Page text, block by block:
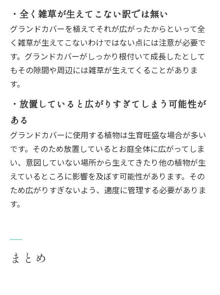
・全く雑草が生えてこない訳では無い
グランドカバーを植えてそれが広がったからといって全
く雑草が生えてこないわけではない点には注意が必要で
す。グランドカバーがしっかり根付いて成長したとして
もその隙間や周辺には雑草が生えてくることがありま
す。
・放置していると広がりすぎてしまう可能性が
ある
グランドカバーに使用する植物は生育旺盛な場合が多い
です。そのため放置しているとお庭全体に広がってしま
い、意図していない場所から生えてきたり他の植物が生
えているところに影響を及ぼす可能性があります。その
ため広がりすぎないよう、適度に管理する必要がありま
す。
まとめ